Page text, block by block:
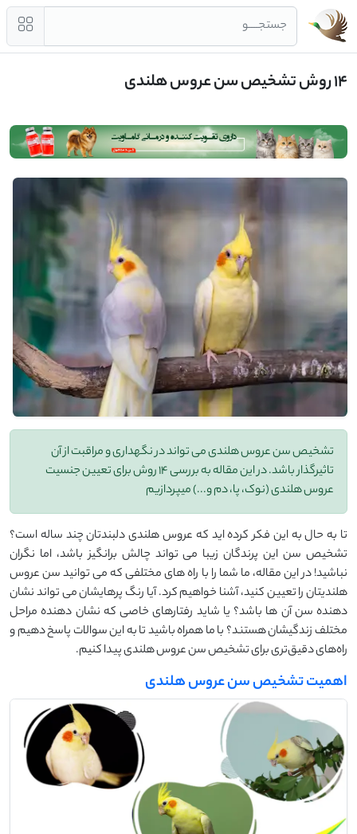
جستجــــو
14 روش تشخیص سن عروس هلندی
تشخیص سن عروس هلندی می تواند در نگهداری و مراقبت از آن
تاثیرگذار باشد. در این مقاله به بررسی 14 روش برای تعیین جنسیت
عروس هلندی (نوک، پا، دم و...) میپردازیم
تا به حال به این فکر کرده ‌اید که عروس هلندی دلبندتان چند ساله است؟
تشخیص سن این پرندگان زیبا می ‌تواند چالش برانگیز باشد، اما نگران
نباشید! در این مقاله، ما شما را با راه‌ های مختلفی که می ‌توانید سن عروس
هلندیتان را تعیین کنید، آشنا خواهیم کرد. آیا رنگ پرهایشان می ‌تواند نشان‌
دهنده سن آن ‌ها باشد؟ یا شاید رفتارهای خاصی که نشان‌ دهنده‌ مراحل
مختلف زندگیشان هستند؟ با ما همراه باشید تا به این سوالات پاسخ دهیم و
راه‌های دقیق‌تری برای تشخیص سن عروس هلندی پیدا کنیم.
اهمیت تشخیص سن عروس هلندی